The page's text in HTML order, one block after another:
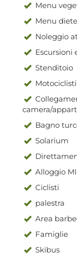
Menu
Menu
Noleggio
Escursioni
Stenditoio
Motociclisti
camera/
Bagno
Solarium
Alloggio
Ciclisti
palestra
Area
Famiglie
Skibus